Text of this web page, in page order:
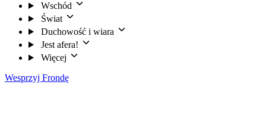
Wschód
Świat
Duchowość i wiara
Jest afera!
Więcej
Wesprzyj Frondę